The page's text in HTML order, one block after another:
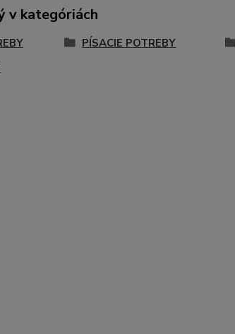
v kategóriách
PÍSACIE POTREBY